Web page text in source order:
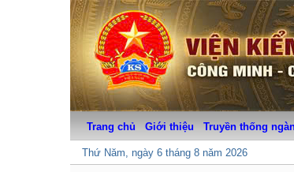
Trang chủ Giới thiệu Truyền thống
Thứ Năm, ngày 6 tháng 8 năm 2026